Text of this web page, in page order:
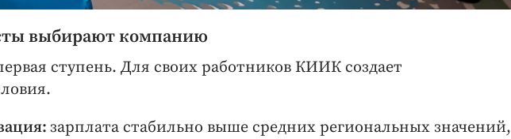
выбирают компанию
ступень. Для своих работников КИИК создает
зарплата стабильно выше средних региональных значений,